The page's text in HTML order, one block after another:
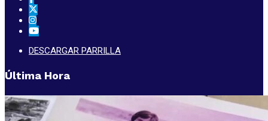
DESCARGAR PARRILLA
Última Hora